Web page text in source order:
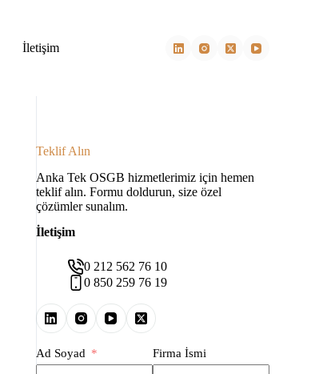
İletişim
Teklif Alın
Anka Tek OSGB hizmetlerimiz için hemen
teklif alın. Formu doldurun, size özel
çözümler sunalım.
İletişim
0 212 562 76 10
0 850 259 76 19
Ad Soyad Firma İsmi